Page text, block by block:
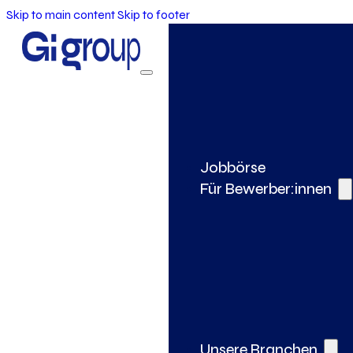
Skip to main contentSkip to footer
Jobbörse
Für Bewerber:innen